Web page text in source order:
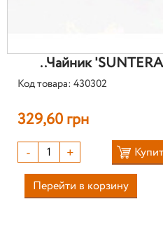
..Чайник
Код товара: 430302
329,60 грн
- +
Перейти в корзину